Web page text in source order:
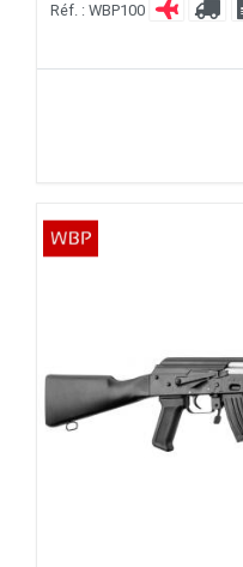
Réf. : WBP100